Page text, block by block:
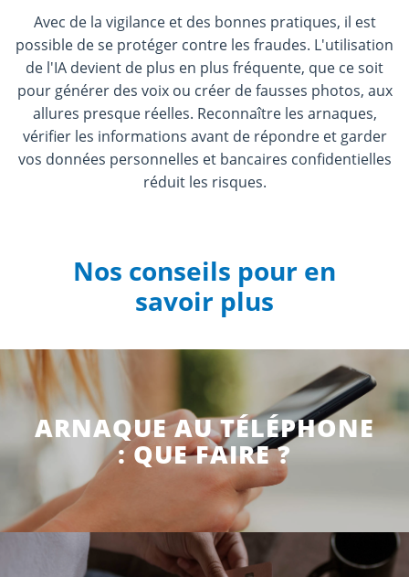
Avec de la vigilance et des bonnes pratiques, il est
possible de se protéger contre les fraudes. L'utilisation
de l'IA devient de plus en plus fréquente, que ce soit
pour générer des voix ou créer de fausses photos, aux
allures presque réelles. Reconnaître les arnaques,
vérifier les informations avant de répondre et garder
vos données personnelles et bancaires confidentielles
réduit les risques.
Nos conseils pour en
savoir plus
ARNAQUE AU TÉLÉPHONE
: QUE FAIRE ?